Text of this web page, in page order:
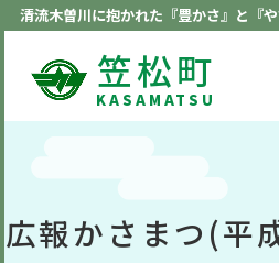
清流木曽川に抱かれた『豊かさ』と『
笠松町
KASAMATSU
広報かさまつ(平